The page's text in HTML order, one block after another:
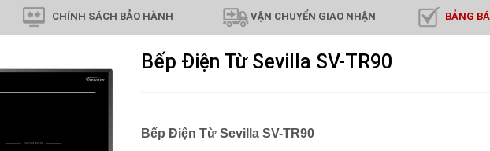
CHÍNH SÁCH BẢO HÀNH VẬN CHUYỂN GIAO NHẬN BẢNG
Bếp Điện Từ Sevilla SV-TR90
Bếp Điện Từ Sevilla SV-TR90